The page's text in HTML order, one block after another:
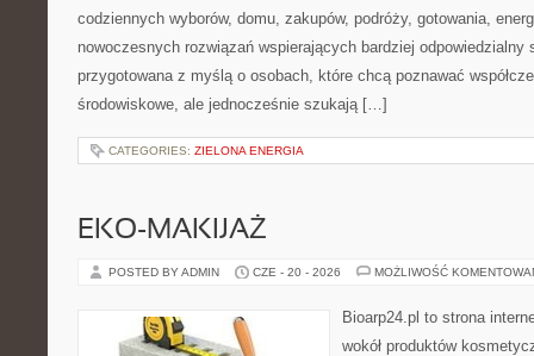
codziennych wyborów, domu, zakupów, podróży, gotowania,
nowoczesnych rozwiązań wspierających bardziej odpowiedzialny
przygotowana z myślą o osobach, które chcą poznawać
środowiskowe, ale jednocześnie szukają […]
CATEGORIES: ZIELONA ENERGIA
EKO-MAKIJAŻ
POSTED BY ADMIN CZE - 20 - 2026 MOŻLIWOŚĆ
Bioarp24.pl to strona
wokół produktów